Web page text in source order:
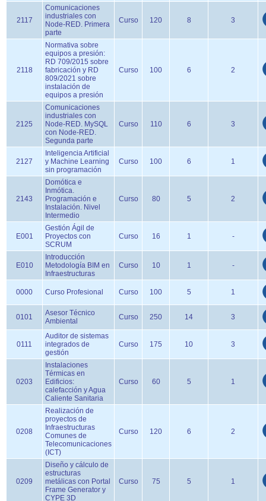
2117
Comunicaciones
industriales con
Node-RED. Primera
parte
Curso 120 8 3
2118
Normativa sobre
equipos a presión:
RD 709/2015 sobre
fabricación y RD
809/2021 sobre
instalación de
equipos a presión
Curso 100 6 2
2125
Comunicaciones
industriales con
Node-RED. MySQL
con Node-RED.
Segunda parte
Curso 110 6 3
2127
Inteligencia Artificial
y Machine Learning
sin programación
Curso 100 6 1
2143
Domótica e
Inmótica.
Programación e
Instalación. Nivel
Intermedio
Curso 80 5 2
E001
Gestión Ágil de
Proyectos con
SCRUM
Curso 16 1 -
E010
Introducción
Metodología BIM en
Infraestructuras
Curso 10 1 -
0000 Curso Profesional Curso 100 5 1
0101
Asesor Técnico
Ambiental
Curso 250 14 3
0111
Auditor de sistemas
integrados de
gestión
Curso 175 10 3
0203
Instalaciones
Térmicas en
Edificios:
calefacción y Agua
Caliente Sanitaria
Curso 60 5 1
0208
Realización de
proyectos de
Infraestructuras
Comunes de
Telecomunicaciones
(ICT)
Curso 120 6 2
0209
Diseño y cálculo de
estructuras
metálicas con Portal
Frame Generator y
CYPE 3D
Curso 75 5 1